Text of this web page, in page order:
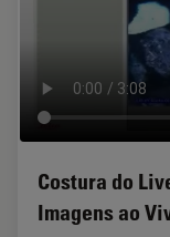
Costura do
Imagens ao